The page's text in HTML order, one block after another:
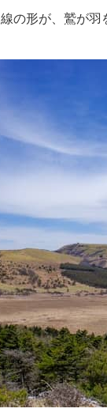
の形が、鷲が